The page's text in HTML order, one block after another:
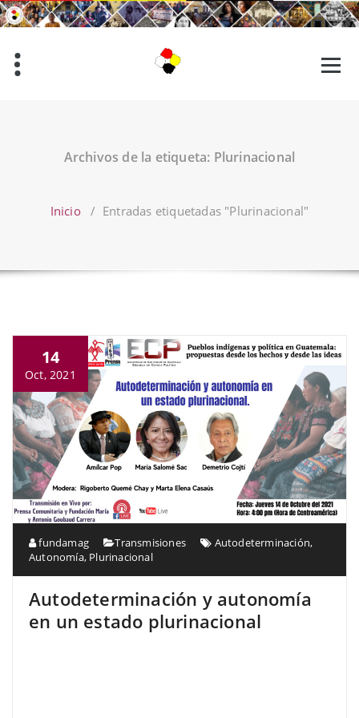
Saltar
al
Archivos de la etiqueta: Plurinacional
Inicio/ Entradas etiquetadas "Plurinacional"
14
Oct, 2021
fundamag Transmisiones Autodeterminación,
Autonomía, Plurinacional
Autodeterminación y autonomía
en un estado plurinacional